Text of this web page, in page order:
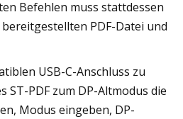
Befehlen muss stattdessen
PDF-Datei und
USB-C-Anschluss zu
ST-PDF zum DP-Altmodus die
Modus eingeben, DP-